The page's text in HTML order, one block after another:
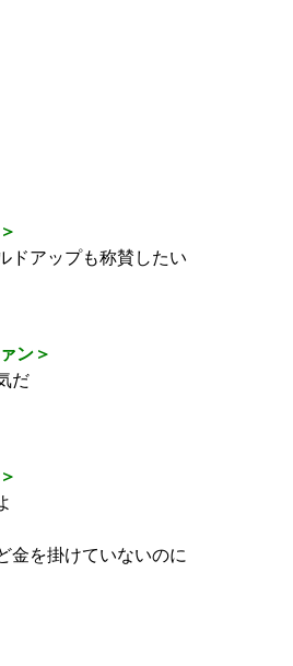
アップも称賛したい
ン＞
だ
金を掛けていないのに